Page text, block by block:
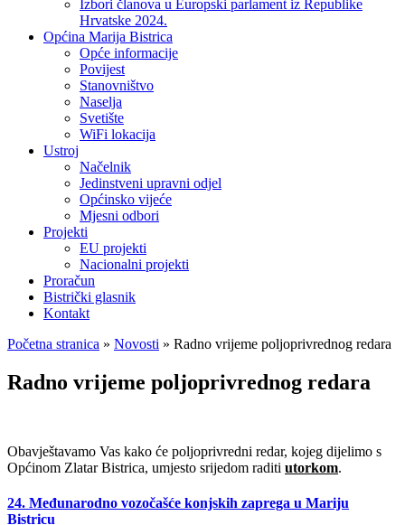
Izbori članova u Europski parlament iz Republike
Hrvatske 2024.
Općina Marija Bistrica
Opće informacije
Povijest
Stanovništvo
Naselja
Svetište
WiFi lokacija
Ustroj
Načelnik
Jedinstveni upravni odjel
Općinsko vijeće
Mjesni odbori
Projekti
EU projekti
Nacionalni projekti
Proračun
Bistrički glasnik
Kontakt
Početna stranica » Novosti » Radno vrijeme poljoprivrednog redara
Radno vrijeme poljoprivrednog redara
Obavještavamo Vas kako će poljoprivredni redar, kojeg dijelimo s
Općinom Zlatar Bistrica, umjesto srijedom raditi utorkom.
24. Međunarodno vozočašće konjskih zaprega u Mariju
Bistricu